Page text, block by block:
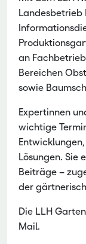
Landesbetrieb
an
Bereichen
sowie
Expertinnen
wichtige
Lösungen. Sie
Beiträge –
der
Die LLH
Mail.